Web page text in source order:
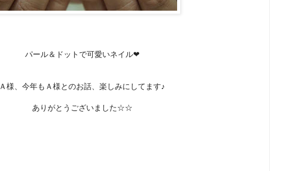
パール＆ドットで可愛いネイル❤
Ａ様、今年もＡ様とのお話、楽しみにしてます♪
ありがとうございました☆☆